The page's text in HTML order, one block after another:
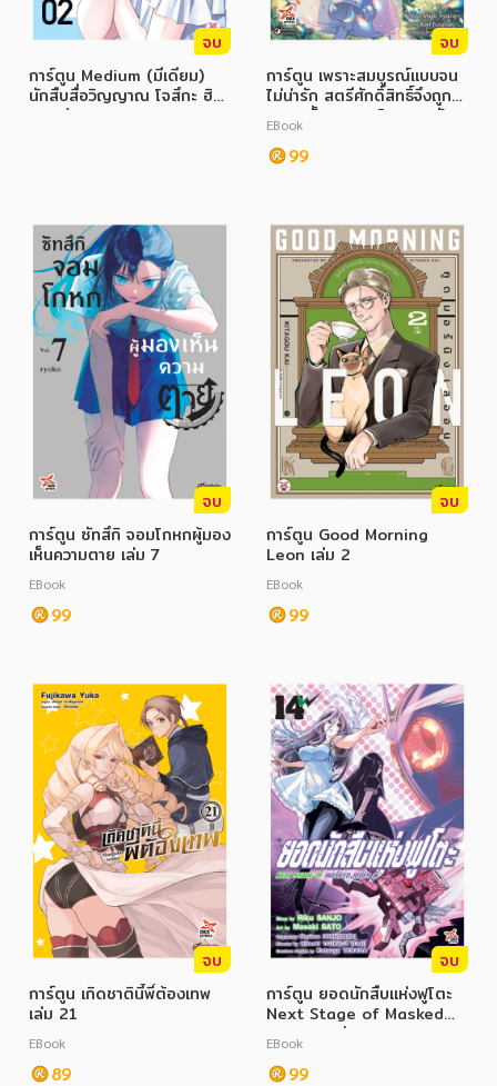
จบ
การ์ตูน Medium (มีเดียม)
นักสืบสื่อวิญญาณ โจสึกะ ฮิ
ซุย เล่ม 2
จบ
การ์ตูน เพราะสมบูรณ์แบบจน
ไม่น่ารัก สตรีศักดิ์สิทธิ์จึงถูก
ถอนหมั้นและขายไปอาณาจักร
ข้างเคียง เล่ม 5
EBook
99
จบ
การ์ตูน ซัทสึกิ จอมโกหกผู้มอง
เห็นความตาย เล่ม 7
EBook
99
จบ
การ์ตูน Good Morning
Leon เล่ม 2
EBook
99
จบ
การ์ตูน เกิดชาตินี้พี่ต้องเทพ
เล่ม 21
EBook
89
จบ
การ์ตูน ยอดนักสืบแห่งฟูโตะ
Next Stage of Masked
Rider W เล่ม 14
EBook
99